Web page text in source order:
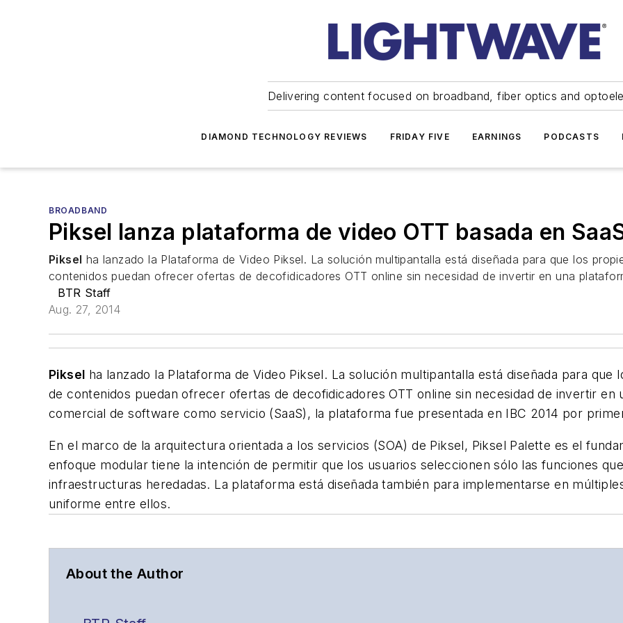
Delivering content focused on broadband, fiber optics and
DIAMOND TECHNOLOGY REVIEWS FRIDAY FIVE EARNINGS PODCASTS
BROADBAND
Piksel lanza plataforma de video OTT basada en
Piksel ha lanzado la Plataforma de Video Piksel. La solución multipantalla está diseñada para que los
contenidos puedan ofrecer ofertas de decofidicadores OTT online sin necesidad de invertir en una
BTR Staff
Aug. 27, 2014
Piksel ha lanzado la Plataforma de Video Piksel. La solución multipantalla está diseñada para
de contenidos puedan ofrecer ofertas de decofidicadores OTT online sin necesidad de invertir en
comercial de software como servicio (SaaS), la plataforma fue presentada en IBC 2014 por
En el marco de la arquitectura orientada a los servicios (SOA) de Piksel, Piksel Palette es el
enfoque modular tiene la intención de permitir que los usuarios seleccionen sólo las funciones
infraestructuras heredadas. La plataforma está diseñada también para implementarse en
uniforme entre ellos.
About the Author